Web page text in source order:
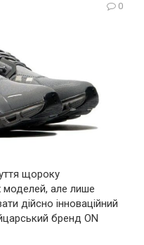
0
щороку
але лише
дійсно інноваційний
бренд ON